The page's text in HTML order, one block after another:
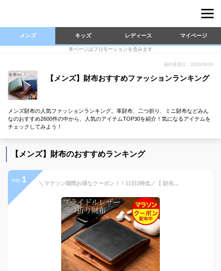
メンズ キッズ レディース マイページ
本ページはプロモーションを含みます
最終更新日：2026/08/06
【メンズ】財布おすすめファッションランキング
メンズ財布の人気ファッションランキング。革財布、二つ折り、ミニ財布などみん
なのおすすめ2600件の中から、人気のアイテムTOP30を紹介！気になるアイテムを
チェックしてみよう！
【メンズ】財布のおすすめランキング
no. 1 ＼マラソン期間お得なクーポン！！11日2時迄／【 財布を開かず小銭が出せる】《ランキング1位受賞！》スリム ブライドルレザー 二つ折り財布 メンズ 本革 GRACIA グラシア 大容量 BOX型小銭入れ 二つ折り 財布 プレゼント 人気 新生活 革 サイフ ギフト 送料無料